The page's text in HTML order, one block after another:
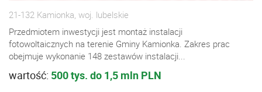
21-132 Kamionka, woj. lubelskie
Przedmiotem inwestycji jest montaż instalacji
fotowoltaicznych na terenie Gminy Kamionka. Zakres prac
obejmuje wykonanie 148 zestawów instalacji...
wartość: 500 tys. do 1,5 mln PLN